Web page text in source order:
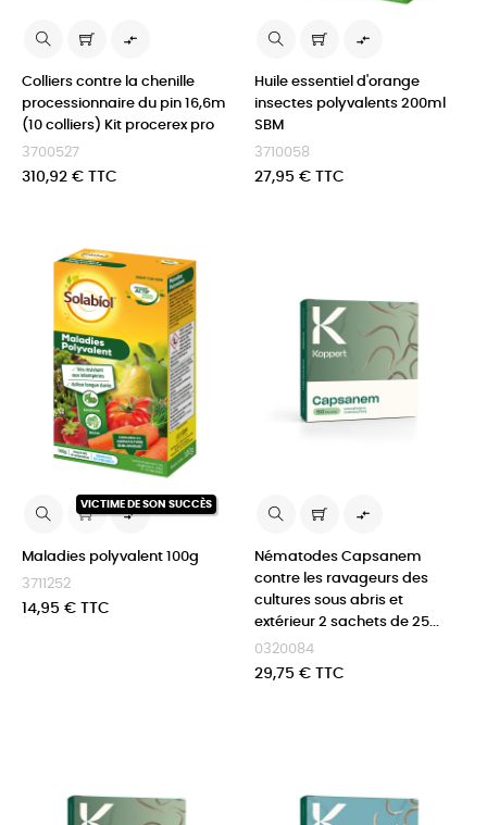

Colliers contre la chenille
processionnaire du pin 16,6m
(10 colliers) Kit procerex pro
3700527
Prix
310,92 € TTC

Huile essentiel d'orange
insectes polyvalents 200ml
SBM
3710058
Prix
27,95 € TTC
VICTIME DE SON SUCCÈS

Maladies polyvalent 100g
3711252
Prix
14,95 € TTC

Nématodes Capsanem
contre les ravageurs des
cultures sous abris et
extérieur 2 sachets de 25...
0320084
Prix
29,75 € TTC